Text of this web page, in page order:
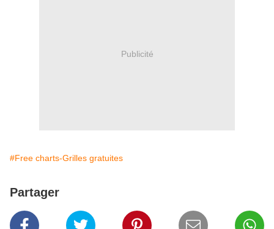
Publicité
#Free charts-Grilles gratuites
Partager